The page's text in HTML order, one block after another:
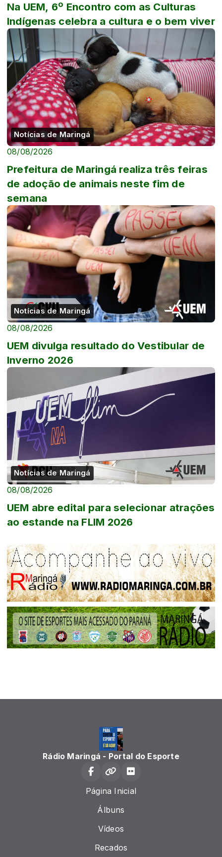
Na UEM, 6º Encontro com as Culturas
Indígenas celebra a cultura e o bem viver
Notícias de Maringá
08/08/2026
Prefeitura de Maringá realiza três feiras
de adoção de animais neste fim de
semana
Notícias de Maringá
08/08/2026
UEM divulga resultado do Vestibular de
Inverno 2026
Notícias de Maringá
08/08/2026
UEM abre edital para selecionar atrações
ao estande na FLIM 2026
Rádio Maringá - Portal do Esporte
Página Inicial
Álbuns
Vídeos
Recados